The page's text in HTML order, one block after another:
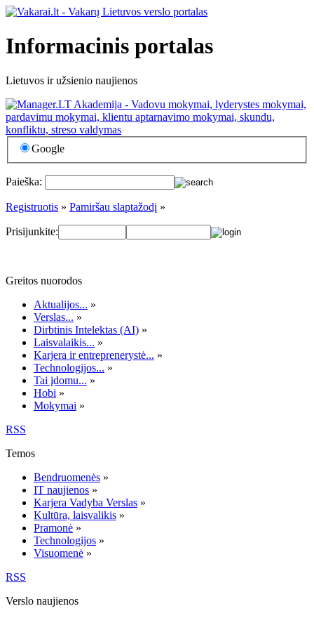
Informacinis portalas
Lietuvos ir užsienio naujienos
Google
Paieška:
Registruotis » Pamiršau slaptažodį »
Prisijunkite:
Greitos nuorodos
Aktualijos... »
Verslas... »
Dirbtinis Intelektas (AI) »
Laisvalaikis... »
Karjera ir entreprenerystė... »
Technologijos... »
Tai įdomu... »
Hobi »
Mokymai »
RSS
Temos
Bendruomenės »
IT naujienos »
Karjera Vadyba Verslas »
Kultūra, laisvalikis »
Pramonė »
Technologijos »
Visuomenė »
RSS
Verslo naujienos